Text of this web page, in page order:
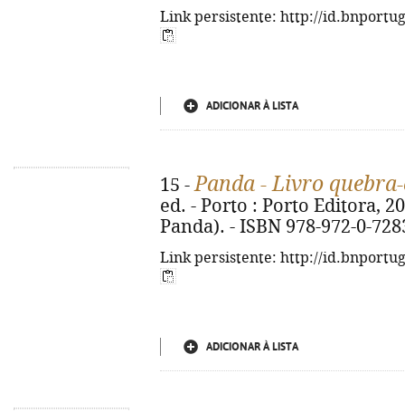
Link persistente: http://
ADICIONAR À LISTA
15 -Panda - Livro
ed. - Porto : Porto Editora,
Panda). - ISBN 978-972-0-
Link persistente: http://
ADICIONAR À LISTA